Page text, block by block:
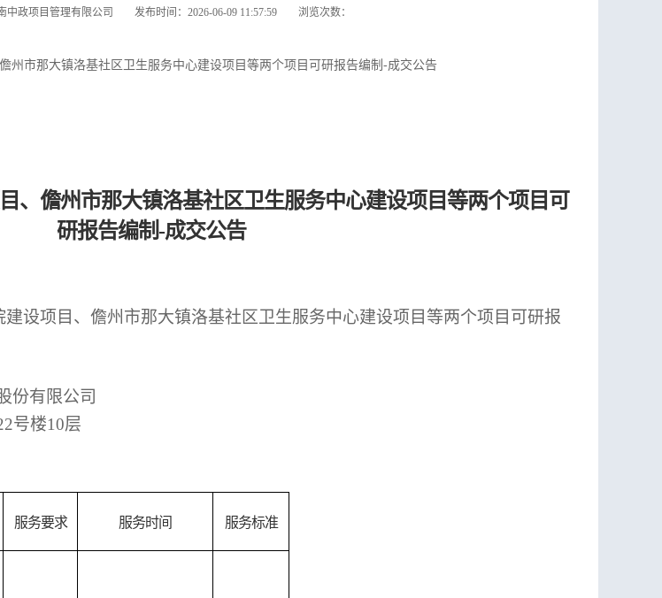
中政项目管理有限公司 发布时间：2026-06-09 11:57:59 浏览次数：
州市那大镇洛基社区卫生服务中心建设项目等两个项目可研报告编制-成交公告
、儋州市那大镇洛基社区卫生服务中心建设项目等两个项目可
研报告编制-成交公告
设项目、儋州市那大镇洛基社区卫生服务中心建设项目等两个项目可研报
份有限公司
号楼10层
服务要求 服务时间 服务标准